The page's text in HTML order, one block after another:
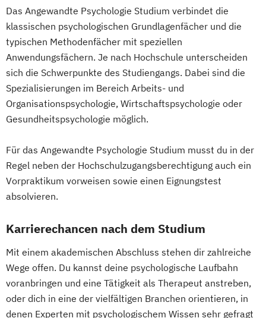
Das Angewandte Psychologie Studium verbindet die
klassischen psychologischen Grundlagenfächer und die
typischen Methodenfächer mit speziellen
Anwendungsfächern. Je nach Hochschule unterscheiden
sich die Schwerpunkte des Studiengangs. Dabei sind die
Spezialisierungen im Bereich Arbeits- und
Organisationspsychologie, Wirtschaftspsychologie oder
Gesundheitspsychologie möglich.
Für das Angewandte Psychologie Studium musst du in der
Regel neben der Hochschulzugangsberechtigung auch ein
Vorpraktikum vorweisen sowie einen Eignungstest
absolvieren.
Karrierechancen nach dem Studium
Mit einem akademischen Abschluss stehen dir zahlreiche
Wege offen. Du kannst deine psychologische Laufbahn
voranbringen und eine Tätigkeit als Therapeut anstreben,
oder dich in eine der vielfältigen Branchen orientieren, in
denen Experten mit psychologischem Wissen sehr gefragt